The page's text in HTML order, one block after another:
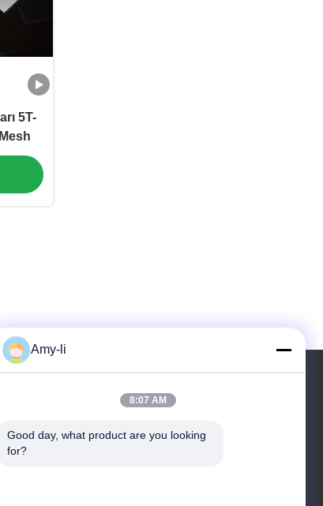
5T-
Adres
Amy-li
8:07 AM
Good day, what product are you looking
for?